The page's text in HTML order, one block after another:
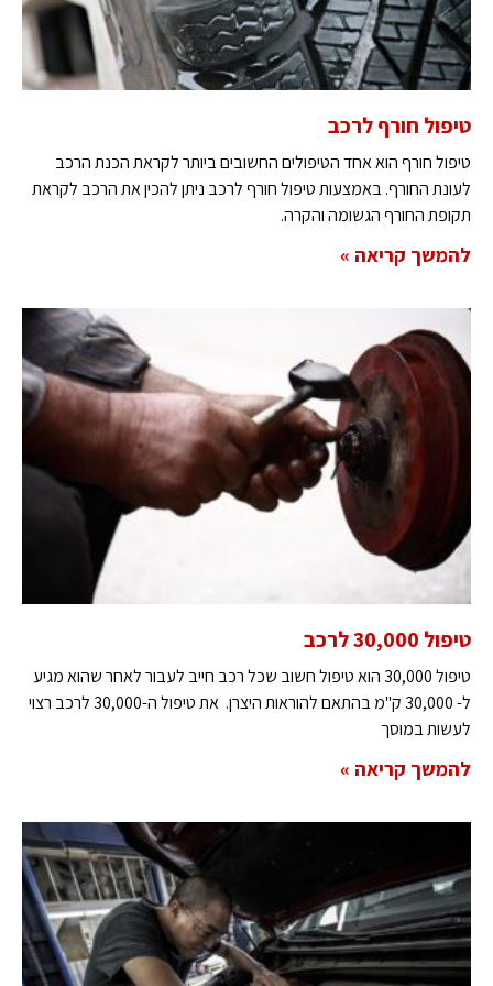
טיפול חורף לרכב
טיפול חורף הוא אחד הטיפולים החשובים ביותר לקראת הכנת הרכב
לעונת החורף. באמצעות טיפול חורף לרכב ניתן להכין את הרכב לקראת
תקופת החורף הגשומה והקרה.
להמשך קריאה »
טיפול 30,000 לרכב
טיפול 30,000 הוא טיפול חשוב שכל רכב חייב לעבור לאחר שהוא מגיע
ל- 30,000 ק"מ בהתאם להוראות היצרן. את טיפול ה-30,000 לרכב רצוי
לעשות במוסך
להמשך קריאה »